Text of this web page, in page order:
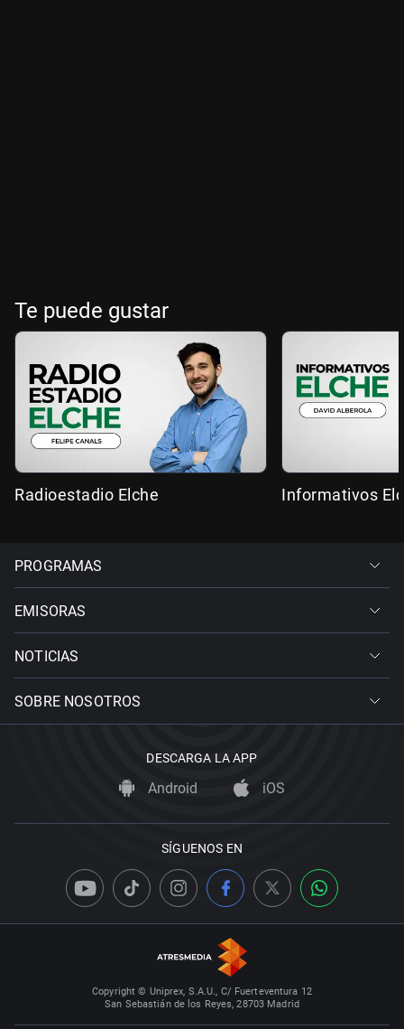
Te puede gustar
Radioestadio Elche Informativos
PROGRAMAS
EMISORAS
NOTICIAS
SOBRE NOSOTROS
DESCARGA LA APP
Android iOS
SÍGUENOS EN
Copyright © Uniprex, S.A.U., C/ Fuerteventura 12
San Sebastián de los Reyes, 28703 Madrid